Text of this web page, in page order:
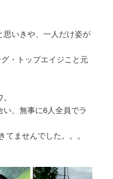
いきや、一人だけ姿が
・トップエイジこと元
、無事に6人全員でラ
ませんでした。。。